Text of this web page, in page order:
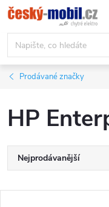
Přejít
na
obsah
Prodávané značky
HP
Ř
a
Nejprodávanější